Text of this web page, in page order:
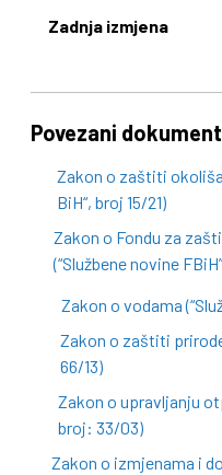
Zadnja izmjena
Povezani
Zakon o zaštiti
BiH“, broj 15/21)
Zakon o Fondu za
(“Službene novine
Zakon o vodama
Zakon o zaštiti
66/13)
Zakon o upravljanju
broj: 33/03)
Zakon o izmjenama i